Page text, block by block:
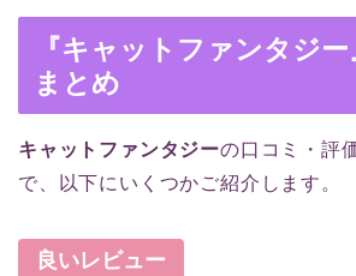
『キャットファンタジー
まとめ
キャットファンタジーの口コミ・評
で、以下にいくつかご紹介します。
良いレビュー